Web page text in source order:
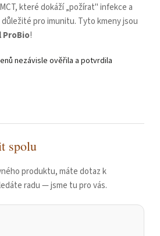
které dokáží „požírat" infekce a
pro imunitu. Tyto kmeny jsou
ProBio!
nezávisle ověřila a potvrdila
spolu
produktu, máte dotaz k
radu — jsme tu pro vás.